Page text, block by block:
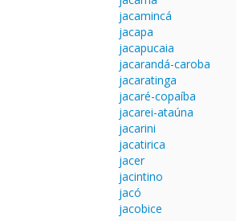
jacamincá
jacapa
jacapucaia
jacarandá-caroba
jacaratinga
jacaré-copaíba
jacarei-ataúna
jacarini
jacatirica
jacer
jacintino
jacó
jacobice